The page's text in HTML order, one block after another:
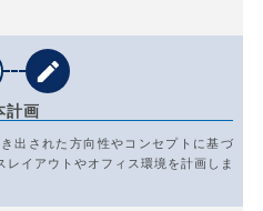
計画
出された方向性やコンセプトに基づ
レイアウトやオフィス環境を計画しま